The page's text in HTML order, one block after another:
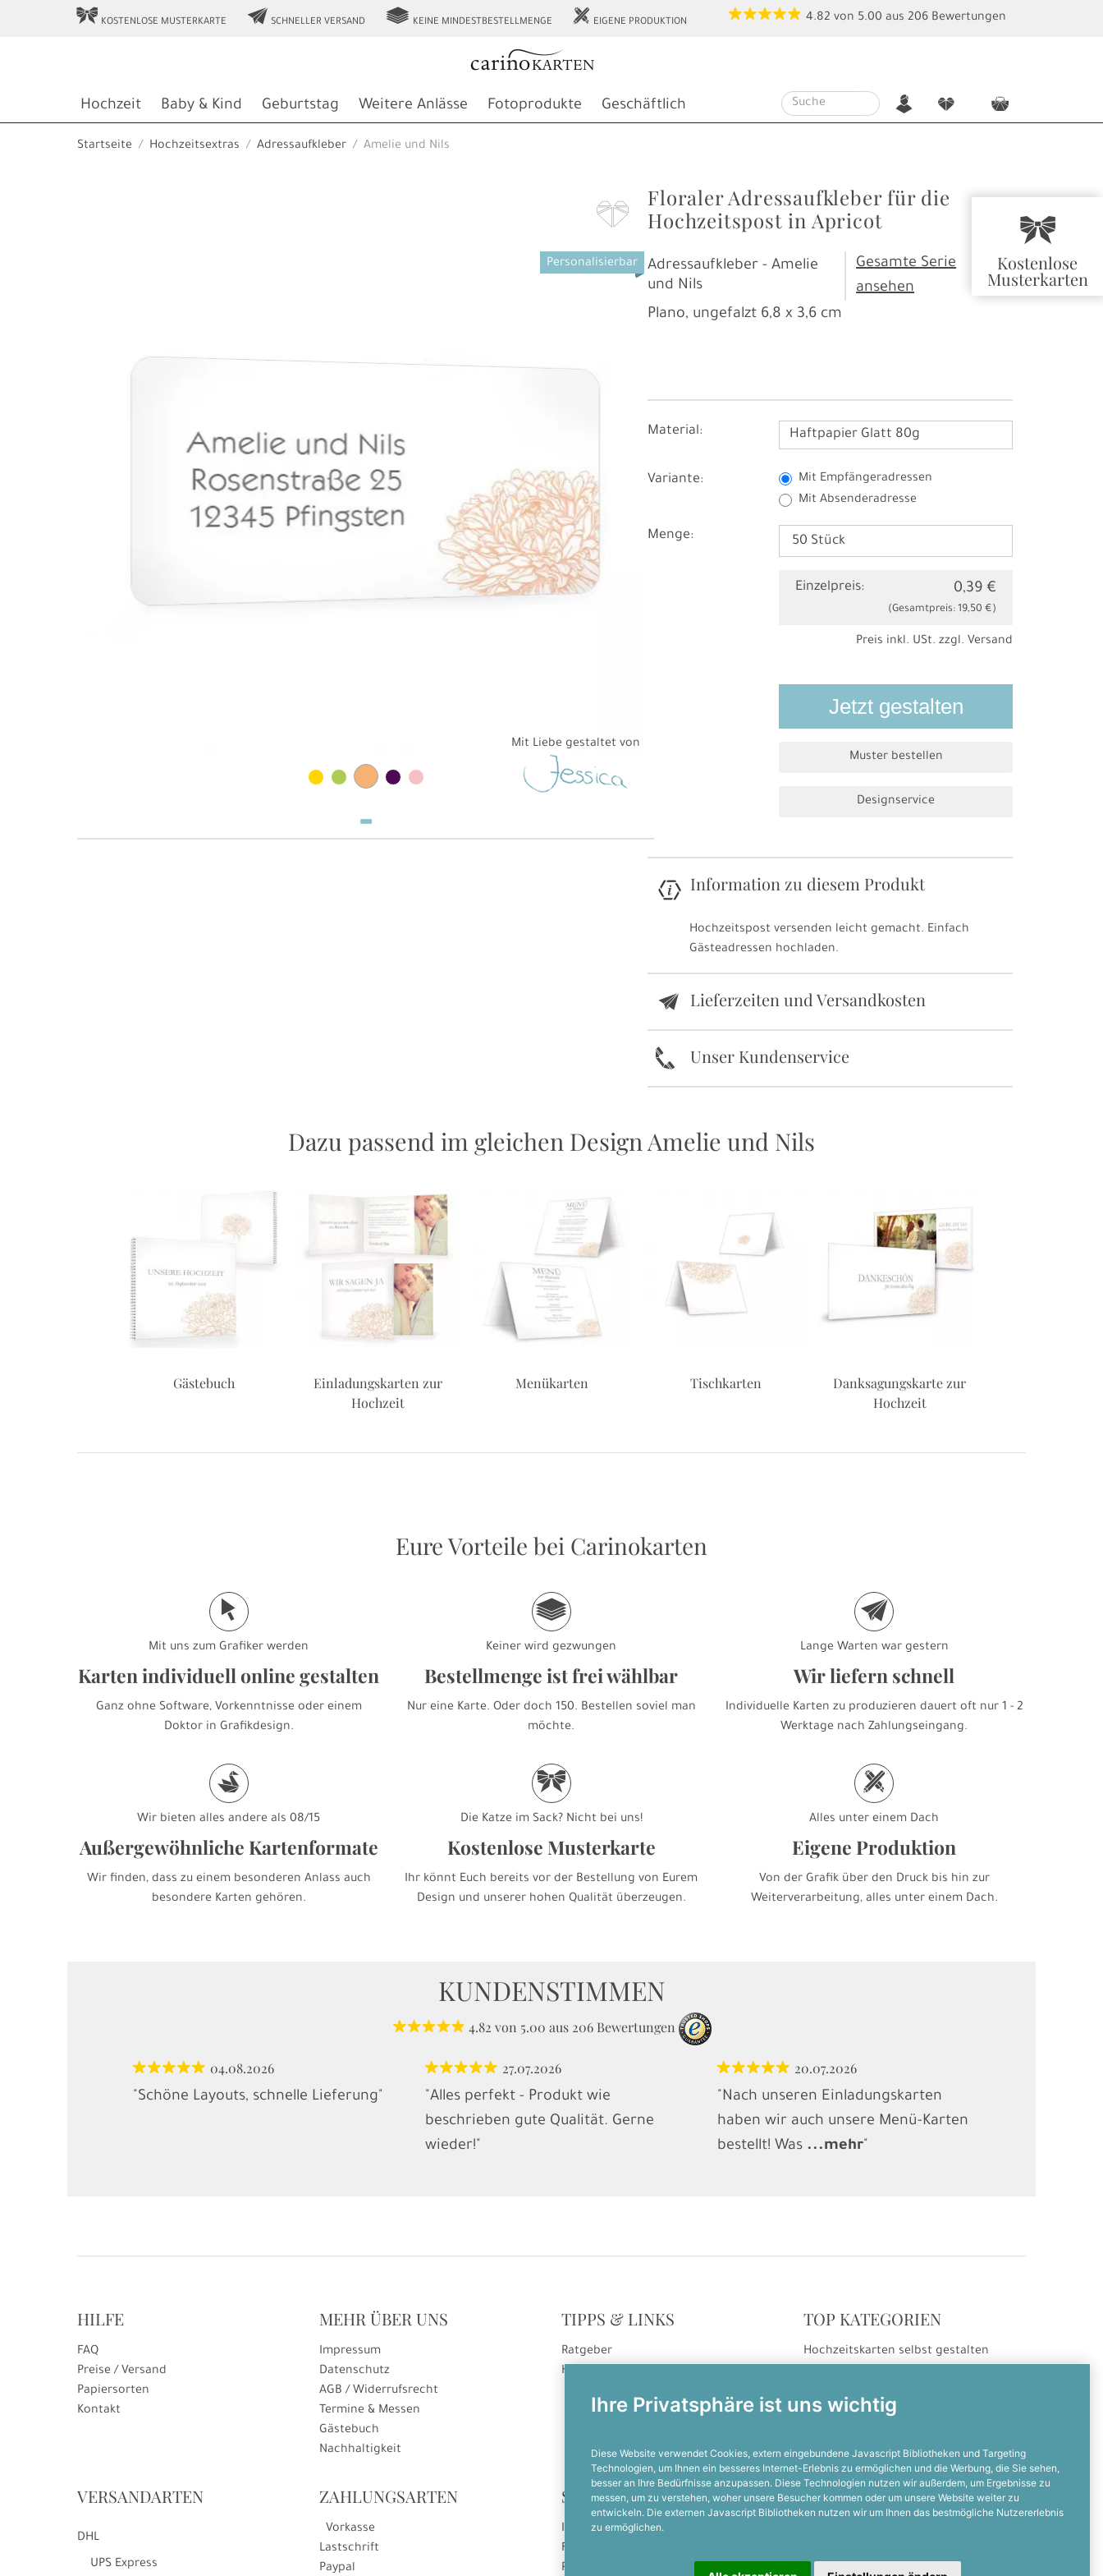
r
Kostenlose
Musterkarten
Ihre Privatsphäre ist uns wichtig
Diese Website verwendet Cookies, extern eingebundene Javascript Bibliotheken und Targeting
Technologien, um Ihnen ein besseres Internet-Erlebnis zu ermöglichen und die Werbung, die Sie sehen,
besser an Ihre Bedürfnisse anzupassen. Diese Technologien nutzen wir außerdem, um Ergebnisse zu
messen, um zu verstehen, woher unsere Besucher kommen oder um unsere Website weiter zu
entwickeln. Die externen Javascript Bibliotheken nutzen wir um Ihnen das bestmögliche Nutzererlebnis
zu ermöglichen.
r KOSTENLOSE MUSTERKARTE e SCHNELLER VERSAND g KEINE MINDESTBESTELLMENGE h EIGENE PRODUKTION 4.82 von 5.00 aus 206 Bewertungen
Hochzeit Baby & Kind Geburtstag Weitere Anlässe Fotoprodukte Geschäftlich n f c
Startseite Hochzeitsextras Adressaufkleber Amelie und Nils
F
Personalisierbar
Mit Liebe gestaltet von
Floraler Adressaufkleber für die
Hochzeitspost in Apricot
Adressaufkleber - Amelie
und Nils
Gesamte Serie
ansehen
Plano, ungefalzt 6,8 x 3,6 cm
Material: Haftpapier Glatt 80g
Variante:
Mit Empfängeradressen
Mit Absenderadresse
Menge:
Einzelpreis: 0,39 €
(Gesamtpreis: 19,50 €)
Preis inkl. USt. zzgl. Versand
Jetzt gestalten
Muster bestellen
Designservice
Information zu diesem Produkt
Hochzeitspost versenden leicht gemacht. Einfach
Gästeadressen hochladen.
e Lieferzeiten und Versandkosten
k Unser Kundenservice
Dazu passend im gleichen Design Amelie und Nils
Gästebuch
Einladungskarten zur
Hochzeit
Menükarten Tischkarten
Danksagungskarte zur
Hochzeit
Eure Vorteile bei Carinokarten
j
Mit uns zum Grafiker werden
Karten individuell online gestalten
Ganz ohne Software, Vorkenntnisse oder einem
Doktor in Grafikdesign.
g
Keiner wird gezwungen
Bestellmenge ist frei wählbar
Nur eine Karte. Oder doch 150. Bestellen soviel man
möchte.
e
Lange Warten war gestern
Wir liefern schnell
Individuelle Karten zu produzieren dauert oft nur 1 - 2
Werktage nach Zahlungseingang.
s
Wir bieten alles andere als 08/15
Außergewöhnliche Kartenformate
Wir finden, dass zu einem besonderen Anlass auch
besondere Karten gehören.
r
Die Katze im Sack? Nicht bei uns!
Kostenlose Musterkarte
Ihr könnt Euch bereits vor der Bestellung von Eurem
Design und unserer hohen Qualität überzeugen.
h
Alles unter einem Dach
Eigene Produktion
Von der Grafik über den Druck bis hin zur
Weiterverarbeitung, alles unter einem Dach.
KUNDENSTIMMEN
4.82 von 5.00 aus 206 Bewertungen
04.08.2026
"Schöne Layouts, schnelle Lieferung"
27.07.2026
"Alles perfekt - Produkt wie
beschrieben gute Qualität. Gerne
wieder!"
20.07.2026
"Nach unseren Einladungskarten
haben wir auch unsere Menü-Karten
bestellt! Was ...mehr
HILFE
FAQ
Preise / Versand
Papiersorten
Kontakt
MEHR ÜBER UNS
Impressum
Datenschutz
AGB / Widerrufsrecht
Termine & Messen
Gästebuch
Nachhaltigkeit
TIPPS & LINKS
Ratgeber
Hinweise zur Gutscheineinlösung
TOP KATEGORIEN
Hochzeitskarten selbst gestalten
Einladungskarten selbst gestalten
NOCH FRAGEN?
VERSANDARTEN
DHL
UPS Express
ZAHLUNGSARTEN
Vorkasse
Lastschrift
Paypal
SOCIAL MEDIA
Instagram
Facebook
Pinterest